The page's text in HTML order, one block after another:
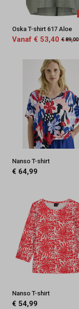
Oska T-shirt 617 Aloe
Vanaf € 53,40 € 89,00
Nanso T-shirt
€ 64,99
Nanso T-shirt
€ 54,99